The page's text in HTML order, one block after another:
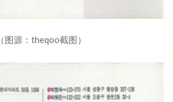
（图源：theqoo截图）